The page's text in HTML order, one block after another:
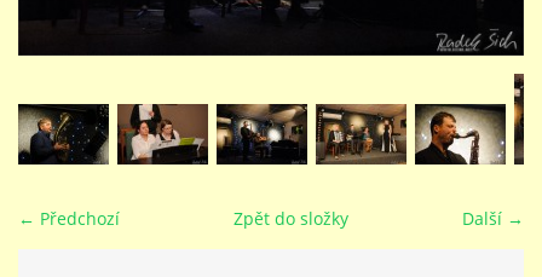
GALERIE
VIDEA - FILMOVÁ TVORBA
← Předchozí Další →
Zpět do složky